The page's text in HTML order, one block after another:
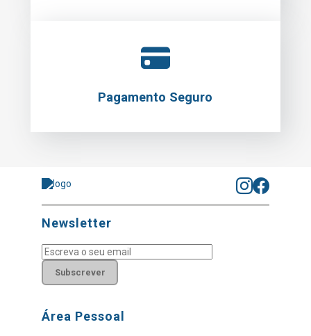
Pagamento Seguro
Newsletter
Subscrever
Área Pessoal